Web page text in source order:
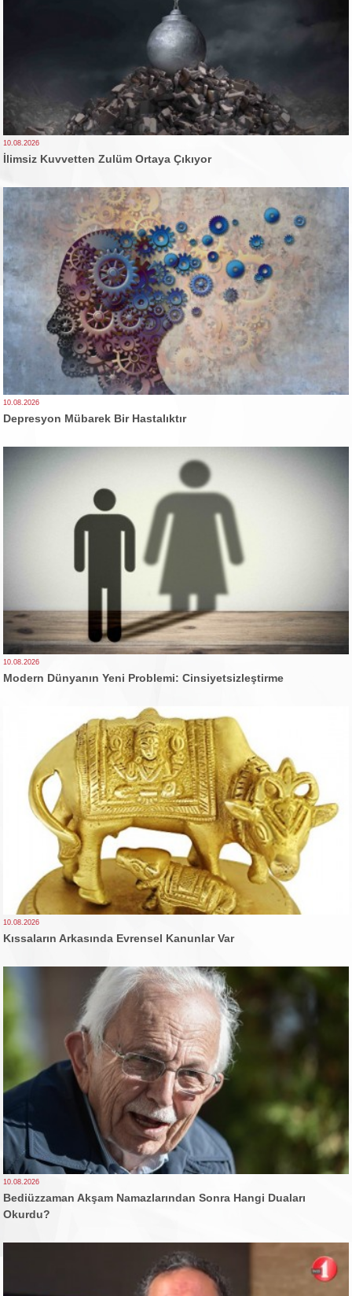
10.08.2026
İlimsiz Kuvvetten Zulüm Ortaya Çıkıyor
10.08.2026
Depresyon Mübarek Bir Hastalıktır
10.08.2026
Modern Dünyanın Yeni Problemi: Cinsiyetsizleştirme
10.08.2026
Kıssaların Arkasında Evrensel Kanunlar Var
10.08.2026
Bediüzzaman Akşam Namazlarından Sonra Hangi Duaları
Okurdu?